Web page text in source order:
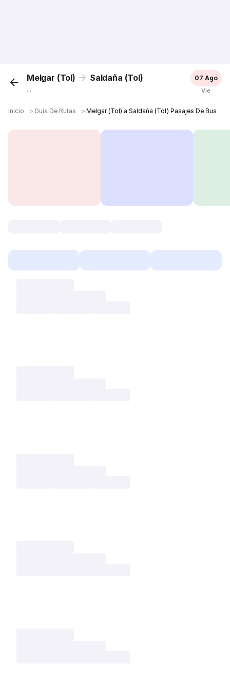
Melgar (Tol) Saldaña (Tol)
...
07 Ago
Vie
Inicio ＞ Guía De Rutas ＞Melgar (Tol) a Saldaña (Tol) Pasajes De Bus